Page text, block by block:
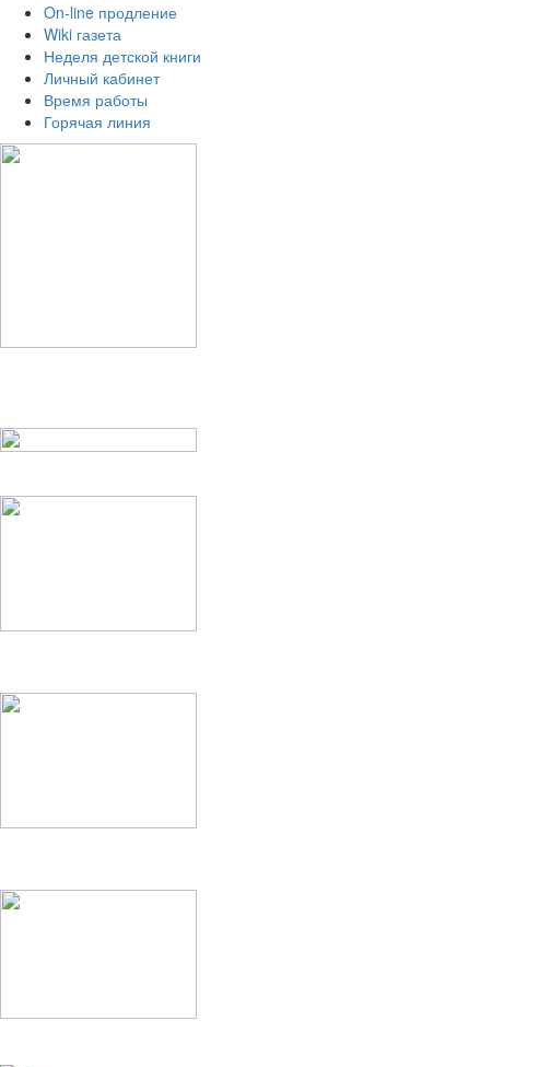
On-line продление
Wiki газета
Неделя детской книги
Личный кабинет
Время работы
Горячая линия